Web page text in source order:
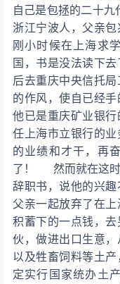
自己是包拯的二十
浙江宁波人，父亲
刚小时候在上海求
国，书是没法读下去
后去重庆中央信托
的作风，使自已经手
他已是重庆矿业银
任上海市立银行的
的业绩和才干，再
了！ 然而就在这时
辞职书，说他的兴
父亲一起放弃了在
积蓄下的一点钱，
伙，做进出口生意
以及牲畜饲料等土
定实行国家统办土